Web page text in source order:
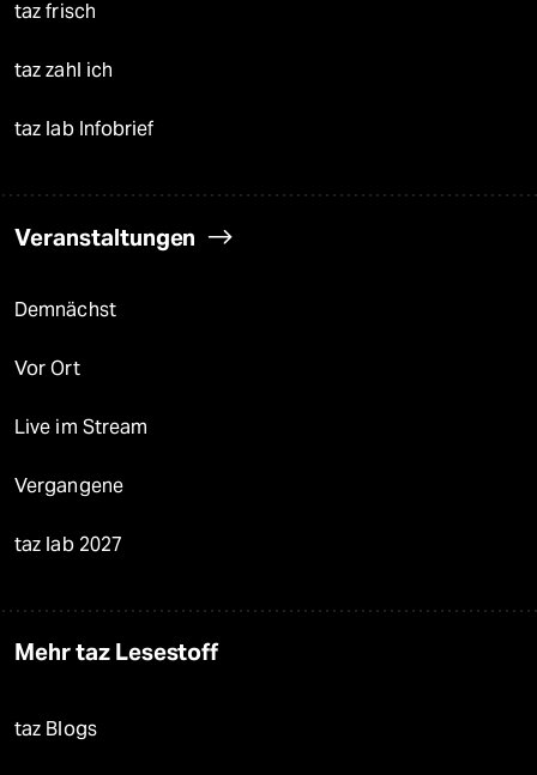
taz frisch
taz zahl ich
taz lab Infobrief
Veranstaltungen
Demnächst
Vor Ort
Live im Stream
Vergangene
taz lab 2027
Mehr taz Lesestoff
taz Blogs